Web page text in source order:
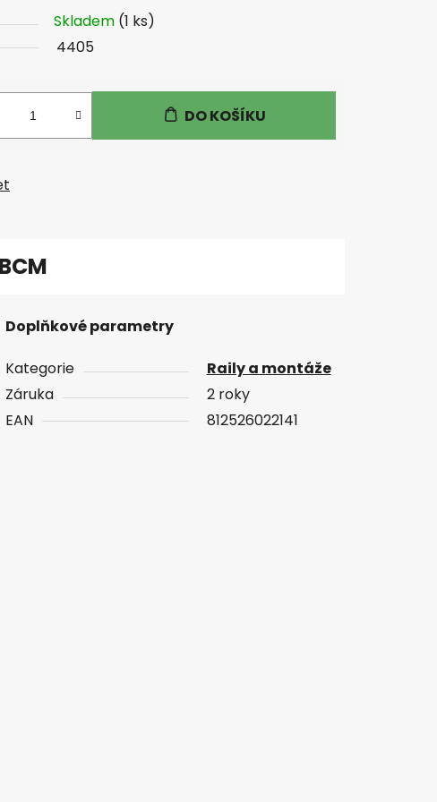
Skladem (1 ks)
4405
DO KOŠÍKU
BCM
Doplňkové parametry
Kategorie
Raily a montáže
Záruka
2 roky
EAN
812526022141